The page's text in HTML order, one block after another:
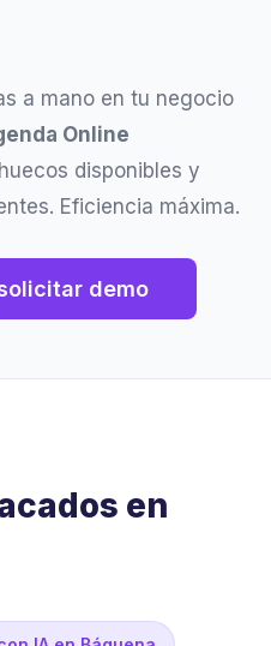
a mano en tu negocio
Online
disponibles y
Eficiencia máxima.
demo
en